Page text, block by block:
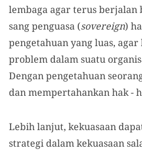
lembaga agar terus berjalan
sang penguasa (sovereign)
pengetahuan yang luas,
problem dalam suatu
Dengan pengetahuan
dan mempertahankan hak -
Lebih lanjut, kekuasaan
strategi dalam kekuasaan